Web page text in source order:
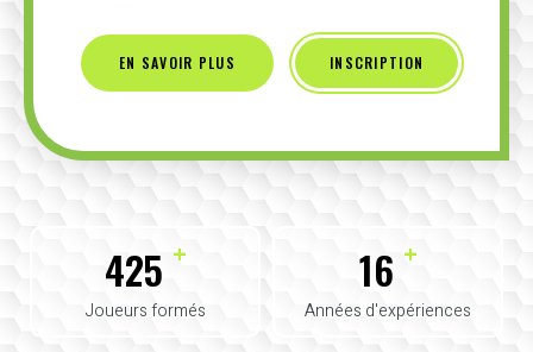
EN SAVOIR PLUS INSCRIPTION
425 +
Joueurs formés
16 +
Années d'expériences